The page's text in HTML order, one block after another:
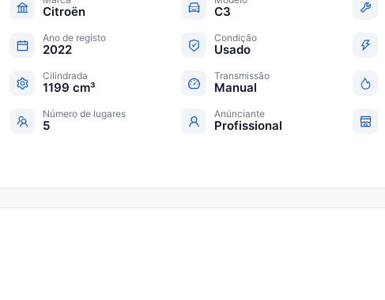
Citroën C3
Ano de registo
2022
Condição
Usado
Cilindrada
1199 cm³
Transmissão
Manual
Número de lugares
5
Anúnciante
Profissional